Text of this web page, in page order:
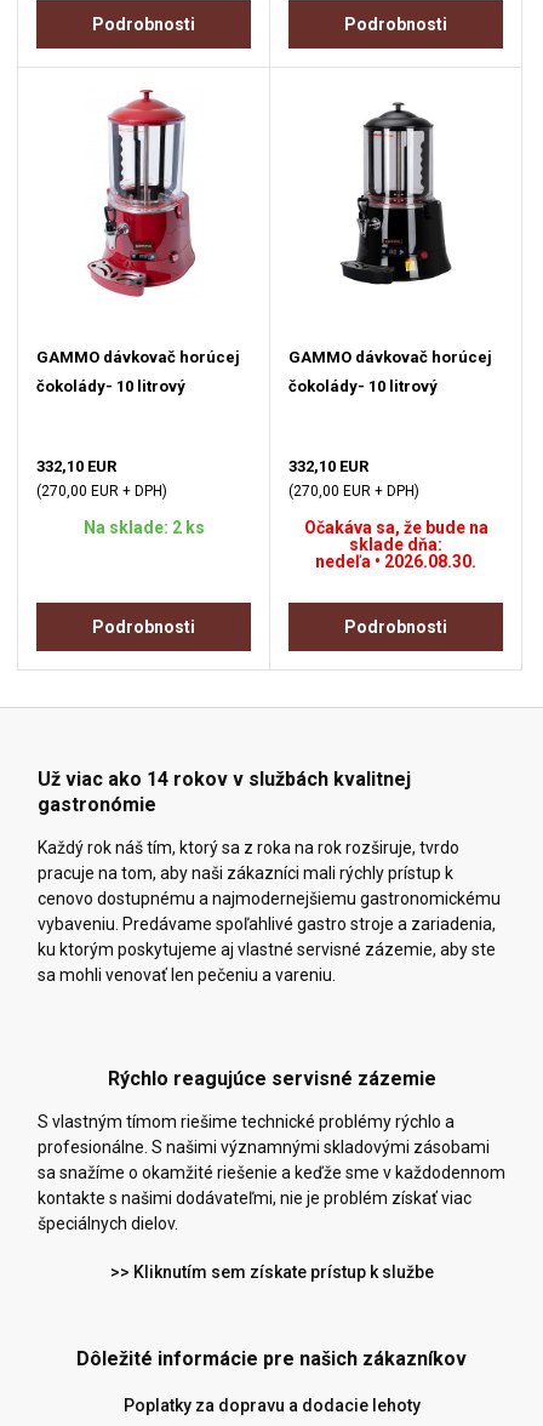
Podrobnosti Podrobnosti
GAMMO dávkovač horúcej
čokolády- 10 litrový
332,10 EUR
(270,00 EUR + DPH)
Na sklade: 2 ks
Podrobnosti
GAMMO dávkovač horúcej
čokolády- 10 litrový
332,10 EUR
(270,00 EUR + DPH)
Očakáva sa, že bude na
sklade dňa:
nedeľa • 2026.08.30.
Podrobnosti
Už viac ako 14 rokov v službách kvalitnej
gastronómie
Každý rok náš tím, ktorý sa z roka na rok rozširuje, tvrdo
pracuje na tom, aby naši zákazníci mali rýchly prístup k
cenovo dostupnému a najmodernejšiemu gastronomickému
vybaveniu. Predávame spoľahlivé gastro stroje a zariadenia,
ku ktorým poskytujeme aj vlastné servisné zázemie, aby ste
sa mohli venovať len pečeniu a vareniu.
Rýchlo reagujúce servisné zázemie
S vlastným tímom riešime technické problémy rýchlo a
profesionálne. S našimi významnými skladovými zásobami
sa snažíme o okamžité riešenie a keďže sme v každodennom
kontakte s našimi dodávateľmi, nie je problém získať viac
špeciálnych dielov.
>> Kliknutím sem získate prístup k službe
Dôležité informácie pre našich zákazníkov
Poplatky za dopravu a dodacie lehoty